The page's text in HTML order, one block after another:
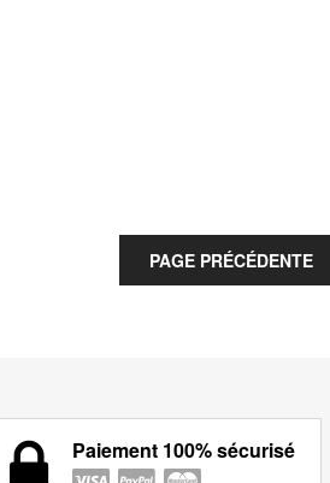
Paiement 100% sécurisé